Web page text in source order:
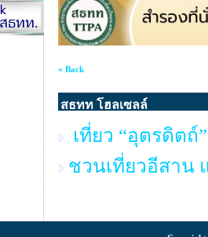
« Back
สธทท โฮลเซลล์
เที่ยว “อุตรดิต
ชวนเที่ยวอีสาน